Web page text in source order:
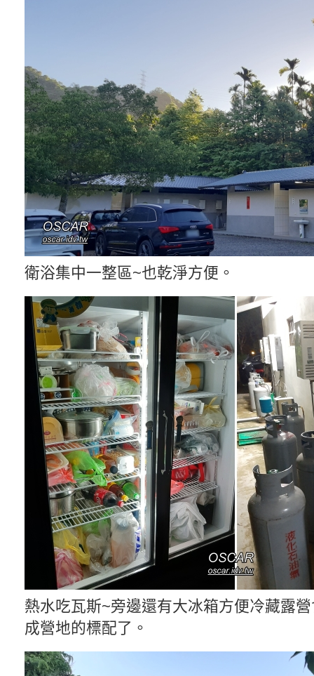
衛浴集中一整區~也乾淨方便。
熱水吃瓦斯~旁邊還有大冰箱方便冷藏露
成營地的標配了。